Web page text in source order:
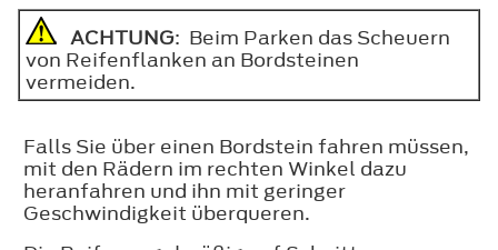
ACHTUNG: Beim Parken das Scheuern
von Reifenflanken an Bordsteinen
vermeiden.
Falls Sie über einen Bordstein fahren müssen,
mit den Rädern im rechten Winkel dazu
heranfahren und ihn mit geringer
Geschwindigkeit überqueren.